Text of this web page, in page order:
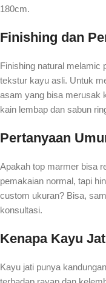
180cm.
Finishing dan
Finishing natural melamic
tekstur kayu asli. Untuk
asam yang bisa merusak
kain lembap dan sabun
Pertanyaan
Apakah top marmer bisa
pemakaian normal, tapi
custom ukuran? Bisa,
konsultasi.
Kenapa Kayu
Kayu jati punya